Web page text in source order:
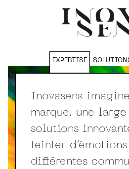
EXPERTISE
Inovasens
marque, une
solutions
teinter d’émotions
différentes